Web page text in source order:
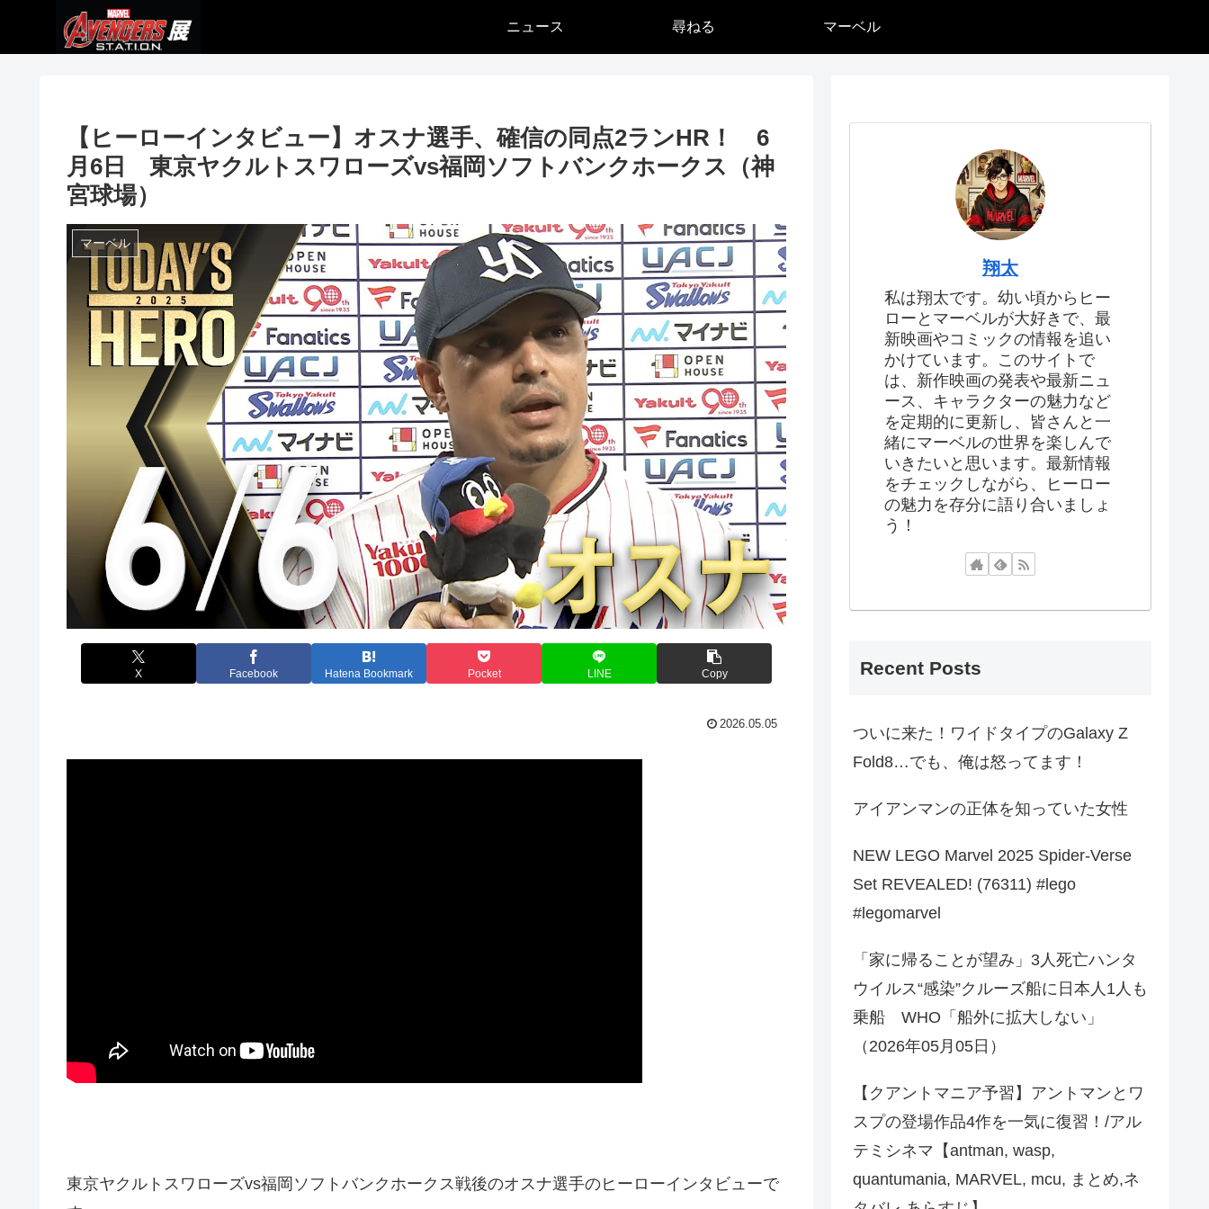
ニュース 尋ねる マーベル
【ヒーローインタビュー】オスナ選手、確信の同点2ランHR！ 6
月6日 東京ヤクルトスワローズvs福岡ソフトバンクホークス（神
宮球場）
マーベル
X Facebook Hatena Bookmark Pocket LINE Copy
2026.05.05
東京ヤクルトスワローズvs福岡ソフトバンクホークス戦後のオスナ選手のヒーローインタビューで
翔太
私は翔太です。幼い頃からヒー
ローとマーベルが大好きで、最
新映画やコミックの情報を追い
かけています。このサイトで
は、新作映画の発表や最新ニュ
ース、キャラクターの魅力など
を定期的に更新し、皆さんと一
緒にマーベルの世界を楽しんで
いきたいと思います。最新情報
をチェックしながら、ヒーロー
の魅力を存分に語り合いましょ
う！
Recent Posts
ついに来た！ワイドタイプのGalaxy Z
Fold8…でも、俺は怒ってます！
アイアンマンの正体を知っていた女性
NEW LEGO Marvel 2025 Spider-Verse
Set REVEALED! (76311) #lego
#legomarvel
「家に帰ることが望み」3人死亡ハンタ
ウイルス“感染”クルーズ船に日本人1人も
乗船 WHO「船外に拡大しない」
（2026年05月05日）
【クアントマニア予習】アントマンとワ
スプの登場作品4作を一気に復習！/アル
テミシネマ【antman, wasp,
quantumania, MARVEL, mcu, まとめ,ネ